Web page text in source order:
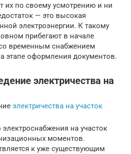
их по своему усмотрению и ни
— это высокая
электроэнергии. К такому
прибегают в начале
со временным снабжением
этапе оформления документов.
электричества на
электричества на участок
на участок
моментов.
к уже существующим